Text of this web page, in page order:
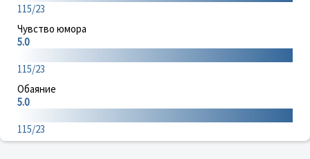
115/23
Чувство юмора
5.0
115/23
Обаяние
5.0
115/23